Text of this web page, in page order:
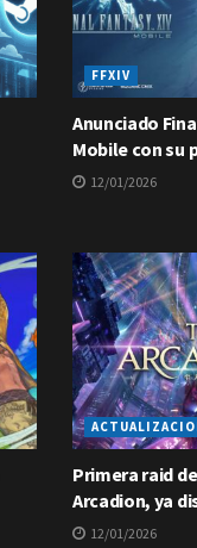
FFXIV
Anunciado
Mobile con su
12/01/2026
Primera raid
Arcadion, ya
12/01/2026